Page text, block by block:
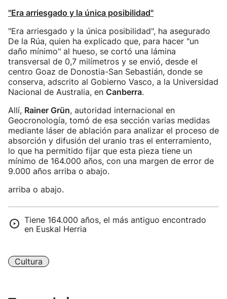
"Era arriesgado y la única posibilidad"
"Era arriesgado y la única posibilidad", ha asegurado
De la Rúa, quien ha explicado que, para hacer "un
daño mínimo" al hueso, se cortó una lámina
transversal de 0,7 milímetros y se envió, desde el
centro Goaz de Donostia-San Sebastián, donde se
conserva, adscrito al Gobierno Vasco, a la Universidad
Nacional de Australia, en Canberra.
Allí, Rainer Grün, autoridad internacional en
Geocronología, tomó de esa sección varias medidas
mediante láser de ablación para analizar el proceso de
absorción y difusión del uranio tras el enterramiento,
lo que ha permitido fijar que esta pieza tiene un
mínimo de 164.000 años, con una margen de error de
9.000 años arriba o abajo.
arriba o abajo.
Tiene 164.000 años, el más antiguo encontrado
en Euskal Herria
Cultura